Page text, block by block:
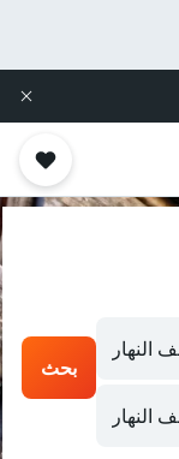
النهار
النهار
بحث